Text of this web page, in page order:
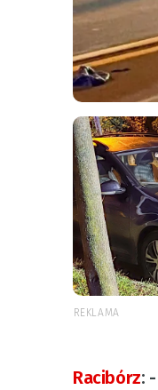
REKLAMA
Racibórz: